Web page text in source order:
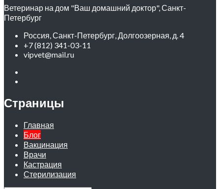
Ветеринар на дом "Ваш домашний доктор", Санкт-
Петербург
Россия, Санкт-Петербург, Долгоозерная, д. 4
+7 (812) 341-03-11
vipvet@mail.ru
Страницы
Главная
Блог
Вакцинация
Врачи
Кастрация
Стерилизация